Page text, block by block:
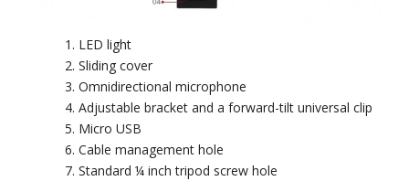
LED light
Sliding cover
Omnidirectional microphone
Adjustable bracket and a forward-tilt universal clip
Micro USB
Cable management hole
Standard ¼ inch tripod screw hole